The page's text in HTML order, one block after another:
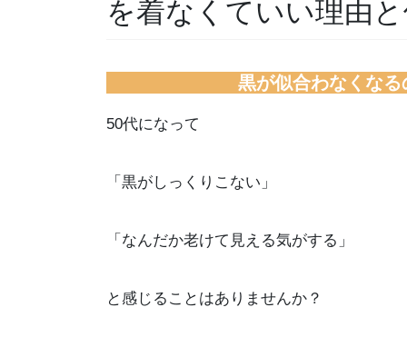
を着なくていい理由
黒が似合わなくなる
50代になって
「黒がしっくりこない」
「なんだか老けて見える気がする」
と感じることはありませんか？